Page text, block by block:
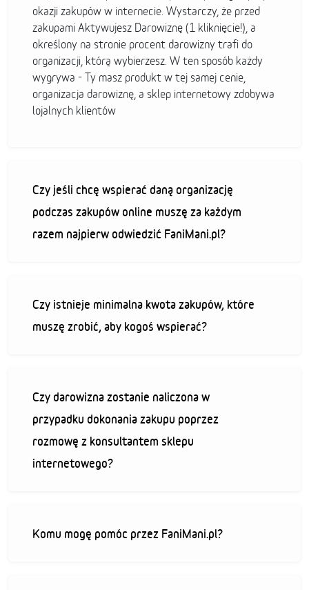
okazji zakupów w internecie. Wystarczy, że przed
zakupami Aktywujesz Darowiznę (1 kliknięcie!), a
określony na stronie procent darowizny trafi do
organizacji, którą wybierzesz. W ten sposób każdy
wygrywa - Ty masz produkt w tej samej cenie,
organizacja darowiznę, a sklep internetowy zdobywa
lojalnych klientów
Czy jeśli chcę wspierać daną organizację
podczas zakupów online muszę za każdym
razem najpierw odwiedzić FaniMani.pl?
Czy istnieje minimalna kwota zakupów, które
muszę zrobić, aby kogoś wspierać?
Czy darowizna zostanie naliczona w
przypadku dokonania zakupu poprzez
rozmowę z konsultantem sklepu
internetowego?
Komu mogę pomóc przez FaniMani.pl?